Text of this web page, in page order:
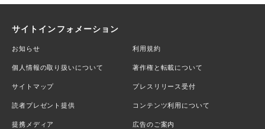
サイトインフォメーション
お知らせ 利用規約
個人情報の取り扱いについて 著作権と転載について
サイトマップ プレスリリース受付
読者プレゼント提供 コンテンツ利用について
提携メディア 広告のご案内